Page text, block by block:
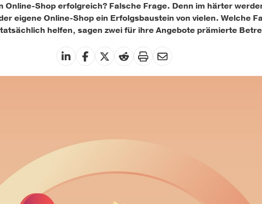
Online-Shop erfolgreich? Falsche Frage. Denn im härter
eigene Online-Shop ein Erfolgsbaustein von vielen. Welche
helfen, sagen zwei für ihre Angebote prämierte